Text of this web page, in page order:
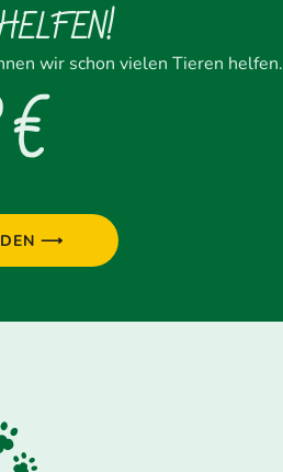
wir schon vielen Tieren helfen.
⟶